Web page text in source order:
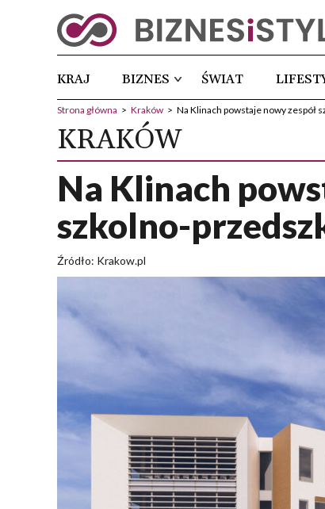
KRAJ BIZNES ŚWIAT
Strona główna > Kraków > Na Klinach powstaje nowy zespół
KRAKÓW
Na Klinach
szkolno-
Źródło: Krakow.pl